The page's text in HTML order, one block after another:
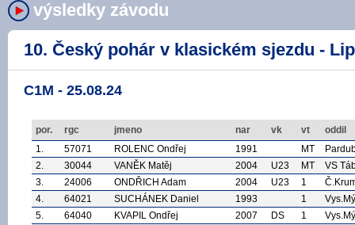
výsledky závodu
10. Český pohár v klasickém sjezdu -
C1M - 25.08.24
por. rgc jmeno nar vk vt
oddil
1.
57071 ROLENC Ondřej 1991 MT
2.
30044 VANĚK Matěj 2004 U23 MT
VS
3.
24006 ONDŘICH Adam 2004 U23 1
4.
64021 SUCHÁNEK Daniel 1993 1
5.
64040 KVAPIL Ondřej 2007 DS 1